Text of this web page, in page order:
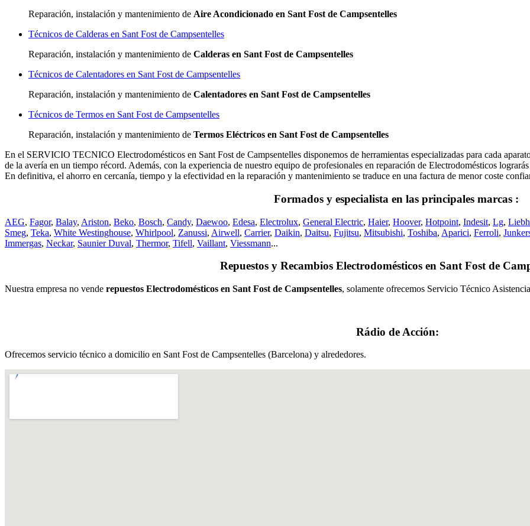
Reparación, instalación y mantenimiento de Aire Acondicionado en Sant Fost de Campsentelles
Técnicos de Calderas en Sant Fost de Campsentelles
Reparación, instalación y mantenimiento de Calderas en Sant Fost de Campsentelles
Técnicos de Calentadores en Sant Fost de Campsentelles
Reparación, instalación y mantenimiento de Calentadores en Sant Fost de Campsentelles
Técnicos de Termos en Sant Fost de Campsentelles
Reparación, instalación y mantenimiento de Termos Eléctricos en Sant Fost de Campsentelles
En el SERVICIO TECNICO Electrodomésticos en Sant Fost de Campsentelles disponemos de herramientas especializadas para cada
de la avería en un tiempo récord. Además, con la experiencia de nuestro equipo de profesionales en reparación de Electrodomésticos
En definitiva, el ahorro en cercanía, tiempo y la efectividad en la reparación y mantenimiento se traduce en una factura de menor coste
Formados y especialista en las principales marcas :
AEG, Fagor, Balay, Ariston, Beko, Bosch, Candy, Daewoo, Edesa, Electrolux, General Electric, Haier, Hoover, Hotpoint, Indesit, Lg,
Smeg, Teka, White Westinghouse, Whirlpool, Zanussi, Airwell, Carrier, Daikin, Daitsu, Fujitsu, Mitsubishi, Toshiba, Aparici, Ferroli,
Immergas, Neckar, Saunier Duval, Thermor, Tifell, Vaillant, Viessmann...
Repuestos y Recambios Electrodomésticos en Sant Fost de
Nuestra empresa no vende repuestos Electrodomésticos en Sant Fost de Campsentelles, solamente ofrecemos Servicio Técnico
Rádio de Acción:
Ofrecemos servicio técnico a domicilio en Sant Fost de Campsentelles (Barcelona) y alrededores.